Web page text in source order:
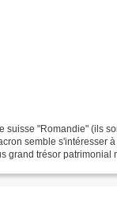
suisse "Romandie" (ils
semble s'intéresser
grand trésor patrimonial